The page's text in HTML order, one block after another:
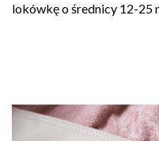
lokówkę o średnicy 12-25